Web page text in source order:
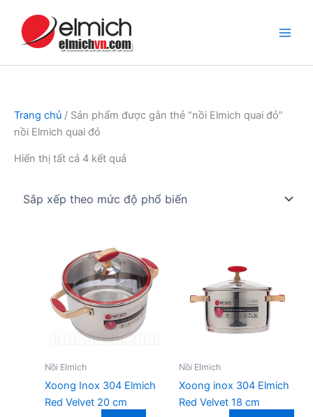
Trang chủ / Sản phẩm được gắn thẻ “nồi Elmich quai đỏ”
nồi Elmich quai đỏ
Hiển thị tất cả 4 kết quả
xếp
theo
phổ
biến
Nồi Elmich
Xoong Inox 304 Elmich
Red Velvet 20 cm
Nồi Elmich
Xoong inox 304 Elmich
Red Velvet 18 cm